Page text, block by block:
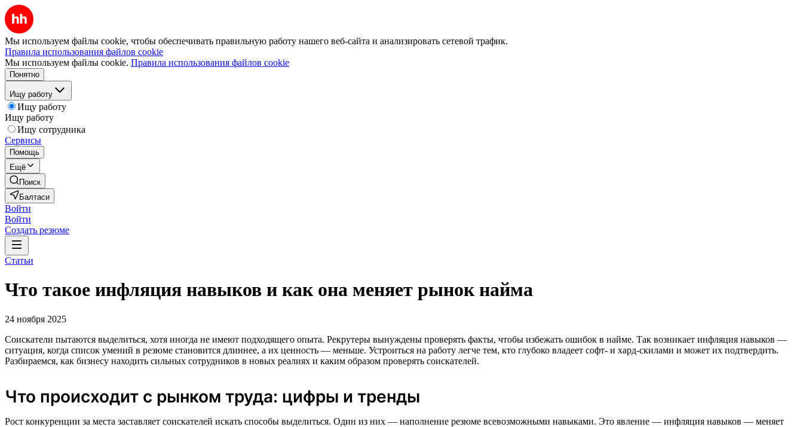
Мы используем файлы cookie, чтобы обеспечивать правильную работу нашего веб-сайта и анализировать сетевой трафик.
Правила использования файлов cookie
Мы используем файлы cookie. Правила использования файлов cookie
Понятно
Ищу работу
Ищу работу
Ищу работу
Ищу сотрудника
Сервисы
Помощь
Ещё
Поиск
Балтаси
Войти
Войти
Создать резюме
Статьи
Что такое инфляция навыков и как она меняет рынок найма
24 ноября 2025
Соискатели пытаются выделиться, хотя иногда не имеют подходящего опыта. Рекрутеры вынуждены проверять факты, чтобы избежать ошибок в найме. Так возникает инфляция навыков —
ситуация, когда список умений в резюме становится длиннее, а их ценность — меньше. Устроиться на работу легче тем, кто глубоко владеет софт- и хард-скилами и может их подтвердить.
Разбираемся, как бизнесу находить сильных сотрудников в новых реалиях и каким образом проверять соискателей.
Что происходит с рынком труда: цифры и тренды
Рост конкуренции за места заставляет соискателей искать способы выделиться. Один из них — наполнение резюме всевозможными навыками. Это явление — инфляция навыков — меняет